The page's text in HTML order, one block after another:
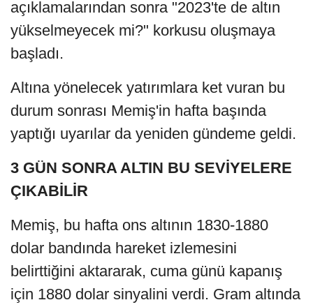
açıklamalarından sonra "2023'te de altın
yükselmeyecek mi?" korkusu oluşmaya
başladı.
Altına yönelecek yatırımlara ket vuran bu
durum sonrası Memiş'in hafta başında
yaptığı uyarılar da yeniden gündeme geldi.
3 GÜN SONRA ALTIN BU SEVİYELERE
ÇIKABİLİR
Memiş, bu hafta ons altının 1830-1880
dolar bandında hareket izlemesini
belirttiğini aktararak, cuma günü kapanış
için 1880 dolar sinyalini verdi. Gram altında